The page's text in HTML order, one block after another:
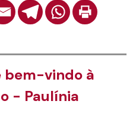
bem-vindo à
- Paulínia